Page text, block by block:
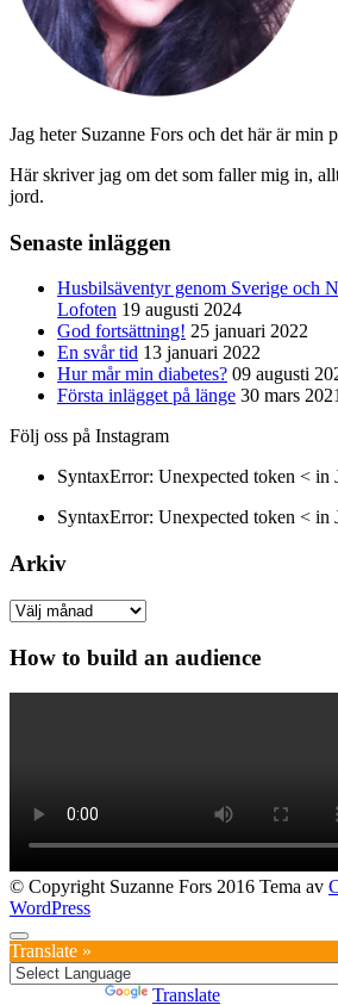
Jag heter Suzanne Fors och det här är min
Här skriver jag om det som faller mig in,
jord.
Senaste inläggen
Husbilsäventyr genom Sverige och
Lofoten 19 augusti 2024
God fortsättning! 25 januari 2022
En svår tid 13 januari 2022
Hur mår min diabetes? 09 augusti
Första inlägget på länge 30 mars 2021
Följ oss på Instagram
SyntaxError: Unexpected token < in
SyntaxError: Unexpected token < in
Arkiv
Arkiv
How to build an audience
© Copyright Suzanne Fors 2016 Tema av
WordPress
Translate »
Translate